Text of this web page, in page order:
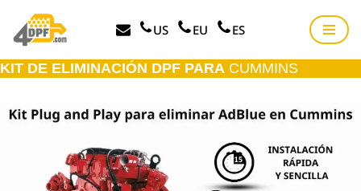
Saltar
al
contenido
US EU ES
KIT DE ELIMINACIÓN DPF PARA CUMMINS